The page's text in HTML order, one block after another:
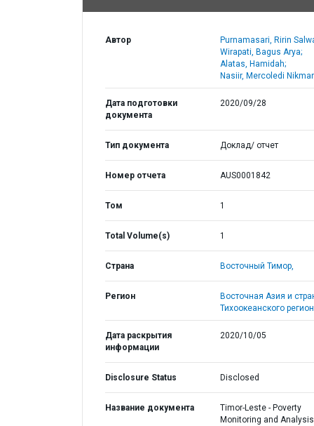
Автор
Purnamasari, Ririn
Wirapati, Bagus Arya;
Alatas, Hamidah;
Nasiir, Mercoledi
Дата подготовки
документа
2020/09/28
Тип документа Доклад/ отчет
Номер отчета AUS0001842
Том 1
Total Volume(s) 1
Страна Восточный Тимор,
Регион
Восточная Азия и
Тихоокеанского
Дата раскрытия
информации
2020/10/05
Disclosure Status Disclosed
Название документа
Timor-Leste - Poverty
Monitoring and